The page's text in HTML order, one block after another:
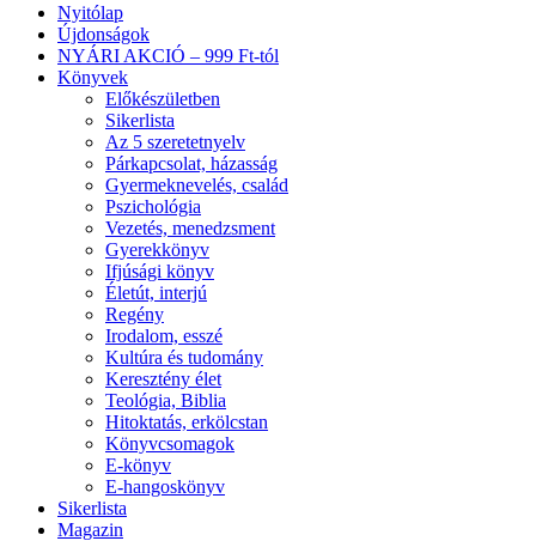
Nyitólap
Újdonságok
NYÁRI AKCIÓ – 999 Ft-tól
Könyvek
Előkészületben
Sikerlista
Az 5 szeretetnyelv
Párkapcsolat, házasság
Gyermeknevelés, család
Pszichológia
Vezetés, menedzsment
Gyerekkönyv
Ifjúsági könyv
Életút, interjú
Regény
Irodalom, esszé
Kultúra és tudomány
Keresztény élet
Teológia, Biblia
Hitoktatás, erkölcstan
Könyvcsomagok
E-könyv
E-hangoskönyv
Sikerlista
Magazin